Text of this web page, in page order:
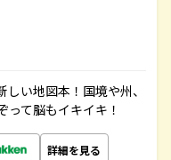
い地図本！国境や州、
て脳もイキイキ！
詳細を見る